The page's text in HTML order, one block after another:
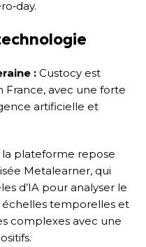
: Custocy est
avec une forte
artificielle et
la plateforme repose
Metalearner, qui
d’IA pour analyser le
temporelles et
complexes avec une